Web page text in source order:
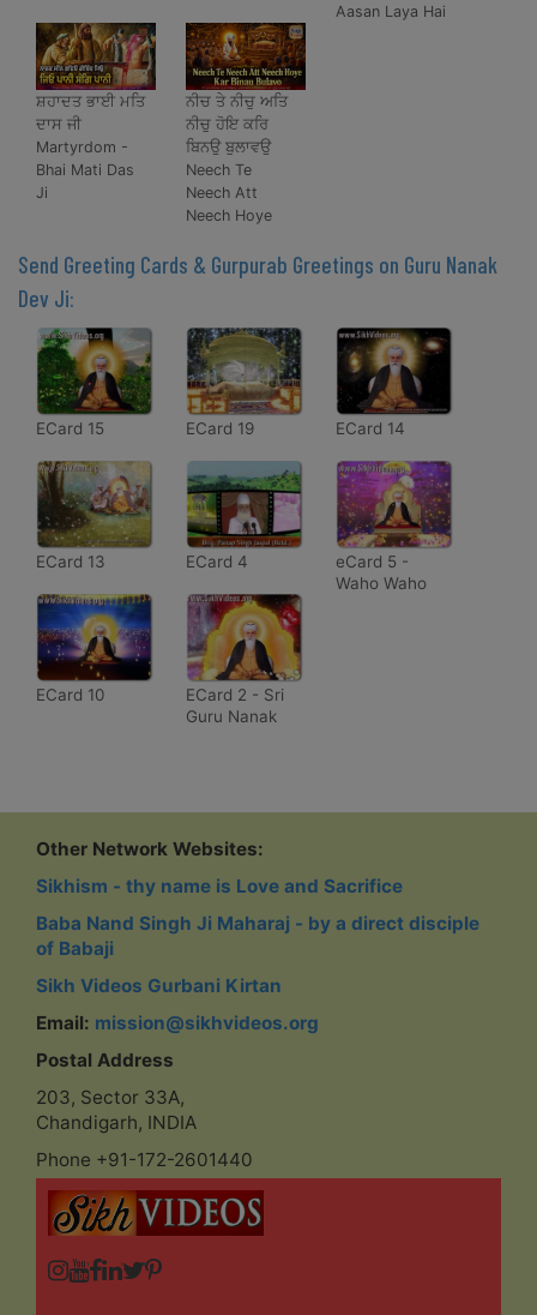
Aasan Laya Hai
ਸ਼ਹਾਦਤ ਭਾਈ ਮਤਿ
ਦਾਸ ਜੀ
Martyrdom -
Bhai Mati Das
Ji
ਨੀਚ ਤੇ ਨੀਚੁ ਅਤਿ
ਨੀਚੁ ਹੋਇ ਕਰਿ
ਬਿਨਉ ਬੁਲਾਵਉ
Neech Te
Neech Att
Neech Hoye
Send Greeting Cards & Gurpurab Greetings on Guru Nanak
Dev Ji:
ECard 15 ECard 19 ECard 14
ECard 13 ECard 4
eCard 5 -
Waho Waho
ECard 10
ECard 2 - Sri
Guru Nanak
Other Network Websites:
Sikhism - thy name is Love and Sacrifice
Baba Nand Singh Ji Maharaj - by a direct disciple
of Babaji
Sikh Videos Gurbani Kirtan
Email: mission@sikhvideos.org
Postal Address
203, Sector 33A,
Chandigarh, INDIA
Phone +91-172-2601440